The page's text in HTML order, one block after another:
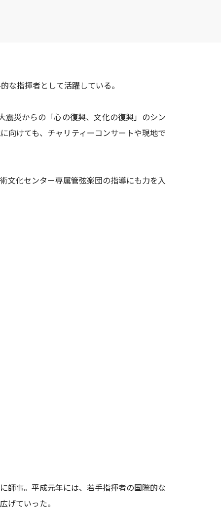
な指揮者として活躍している。
災からの「心の復興、文化の復興」のシン
向けても、チャリティーコンサートや現地で
文化センター専属管弦楽団の指導にも力を入
師事。平成元年には、若手指揮者の国際的な
げていった。